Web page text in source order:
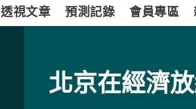
透視文章 預測記錄 會員專區
北京在經濟